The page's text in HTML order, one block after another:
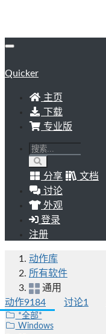
Quicker
主页
下载
专业版
分享
文档
讨论
外观
登录
注册
动作库
所有软件
通用
动作9184 讨论1
*全部*
Windows